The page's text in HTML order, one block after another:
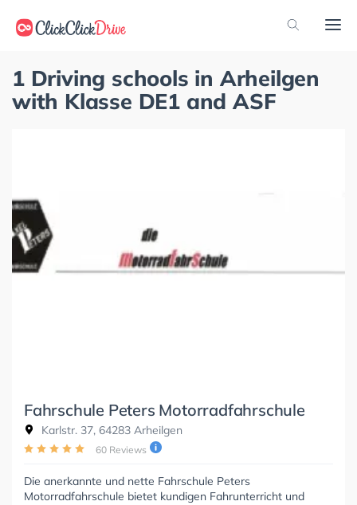
1 Driving schools in Arheilgen
with Klasse DE1 and ASF
Fahrschule Peters Motorradfahrschule
Karlstr. 37, 64283 Arheilgen
60 Reviews
Die anerkannte und nette Fahrschule Peters
Motorradfahrschule bietet kundigen Fahrunterricht und